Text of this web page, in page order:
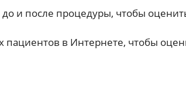
и после процедуры, чтобы
в Интернете, чтобы